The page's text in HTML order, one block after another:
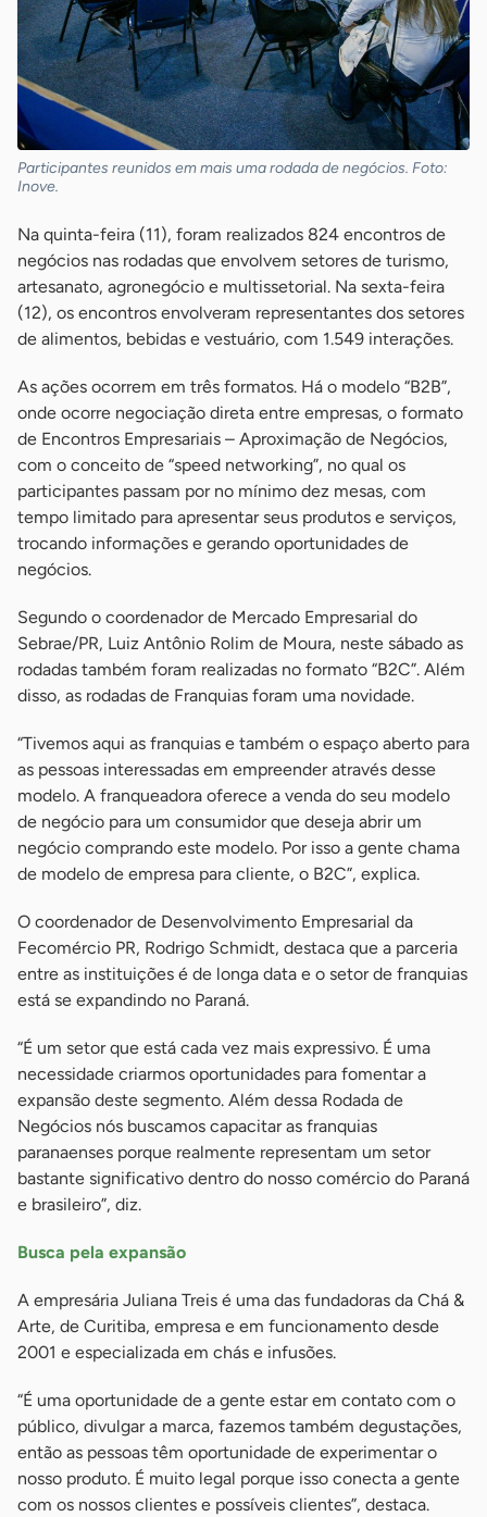
Participantes reunidos em mais uma rodada de negócios. Foto:
Inove.
Na quinta-feira (11), foram realizados 824 encontros de
negócios nas rodadas que envolvem setores de turismo,
artesanato, agronegócio e multissetorial. Na sexta-feira
(12), os encontros envolveram representantes dos setores
de alimentos, bebidas e vestuário, com 1.549 interações.
As ações ocorrem em três formatos. Há o modelo “B2B”,
onde ocorre negociação direta entre empresas, o formato
de Encontros Empresariais – Aproximação de Negócios,
com o conceito de “speed networking”, no qual os
participantes passam por no mínimo dez mesas, com
tempo limitado para apresentar seus produtos e serviços,
trocando informações e gerando oportunidades de
negócios.
Segundo o coordenador de Mercado Empresarial do
Sebrae/PR, Luiz Antônio Rolim de Moura, neste sábado as
rodadas também foram realizadas no formato “B2C”. Além
disso, as rodadas de Franquias foram uma novidade.
“Tivemos aqui as franquias e também o espaço aberto para
as pessoas interessadas em empreender através desse
modelo. A franqueadora oferece a venda do seu modelo
de negócio para um consumidor que deseja abrir um
negócio comprando este modelo. Por isso a gente chama
de modelo de empresa para cliente, o B2C”, explica.
O coordenador de Desenvolvimento Empresarial da
Fecomércio PR, Rodrigo Schmidt, destaca que a parceria
entre as instituições é de longa data e o setor de franquias
está se expandindo no Paraná.
“É um setor que está cada vez mais expressivo. É uma
necessidade criarmos oportunidades para fomentar a
expansão deste segmento. Além dessa Rodada de
Negócios nós buscamos capacitar as franquias
paranaenses porque realmente representam um setor
bastante significativo dentro do nosso comércio do Paraná
e brasileiro”, diz.
Busca pela expansão
A empresária Juliana Treis é uma das fundadoras da Chá &
Arte, de Curitiba, empresa e em funcionamento desde
2001 e especializada em chás e infusões.
“É uma oportunidade de a gente estar em contato com o
público, divulgar a marca, fazemos também degustações,
então as pessoas têm oportunidade de experimentar o
nosso produto. É muito legal porque isso conecta a gente
com os nossos clientes e possíveis clientes”, destaca.